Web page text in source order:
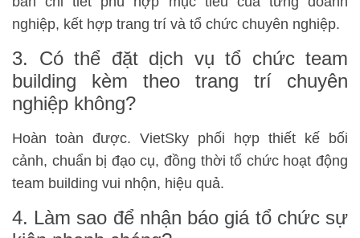
nghiệp, kết hợp trang trí và tổ chức chuyên nghiệp.
3. Có thể đặt dịch vụ tổ chức team
building kèm theo trang trí chuyên
nghiệp không?
Hoàn toàn được. VietSky phối hợp thiết kế bối
cảnh, chuẩn bị đạo cụ, đồng thời tổ chức hoạt động
team building vui nhộn, hiệu quả.
4. Làm sao để nhận báo giá tổ chức sự